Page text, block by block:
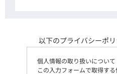
以下のプライバシーポ
個人情報の取り扱いについて
この入力フォームで取得す